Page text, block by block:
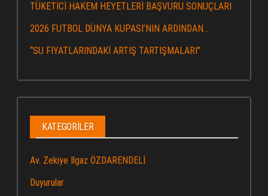
TÜKETİCİ HAKEM HEYETLERİ BAŞVURU SONUÇLARI
2026 FUTBOL DÜNYA KUPASI’NIN ARDINDAN…
“SU FİYATLARINDAKİ ARTIŞ TARTIŞMALARI”
KATEGORILER
Av. Zekiye Ilgaz ÖZDARENDELİ
Duyurular